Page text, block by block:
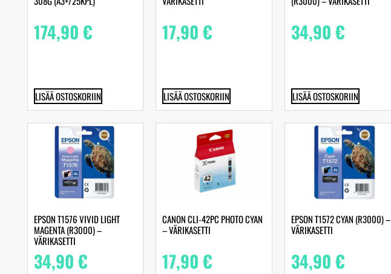
174,90€
LISÄÄ OSTOSKORIIN
17,90€
LISÄÄ OSTOSKORIIN
34,90€
LISÄÄ OSTOSKORIIN
EPSON T1576 VIVID LIGHT
MAGENTA (R3000) –
VÄRIKASETTI
34,90€
CANON CLI-42PC PHOTO CYAN
– VÄRIKASETTI
17,90€
EPSON T1572 CYAN (R3000) –
VÄRIKASETTI
34,90€